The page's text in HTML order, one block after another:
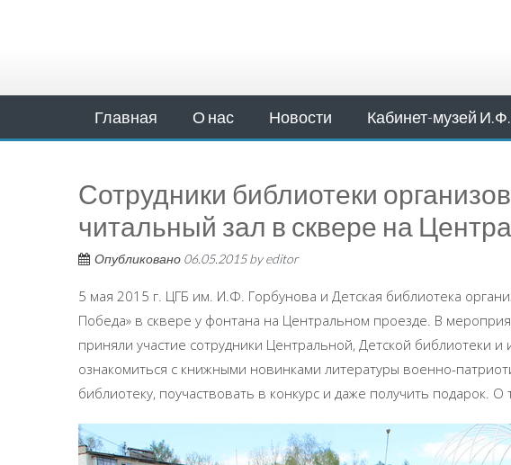
Главная О нас Новости Кабинет-музей
Сотрудники библиотеки
читальный зал в сквере на
Опубликовано 06.05.2015byeditor
5 мая 2015 г. ЦГБ им. И.Ф. Горбунова и Детская библиотека
Победа» в сквере у фонтана на Центральном проезде. В
приняли участие сотрудники Центральной, Детской библиотеки
ознакомиться с книжными новинками литературы военно-
библиотеку, поучаствовать в конкурс и даже получить подарок.